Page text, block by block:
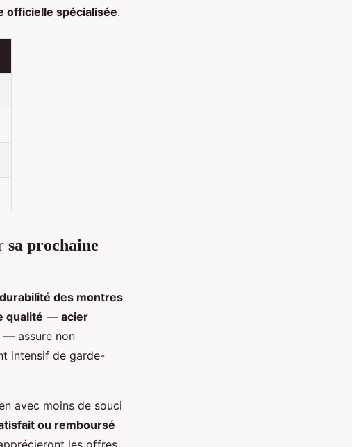
officielle spécialisée.
prochaine
durabilité des montres
qualité — acier
— assure non
intensif de garde-
avec moins de souci
ou remboursé
les offres